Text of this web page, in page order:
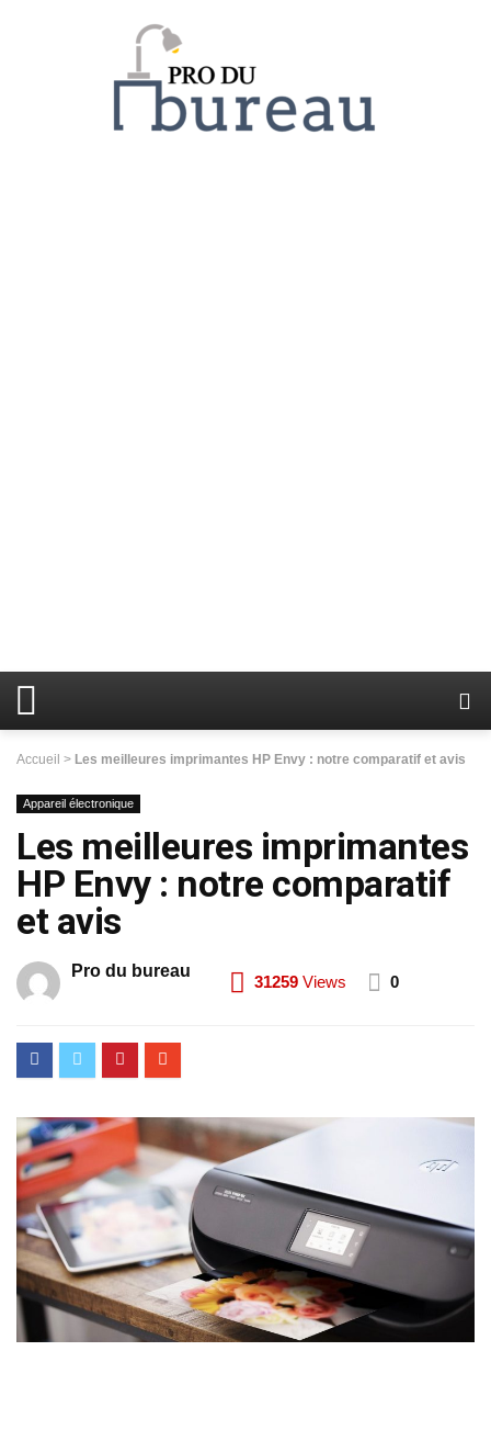
Accueil > Les meilleures imprimantes HP Envy : notre comparatif et avis
Appareil électronique
Les meilleures imprimantes
HP Envy : notre comparatif
et avis
Pro du bureau
31259 Views 0